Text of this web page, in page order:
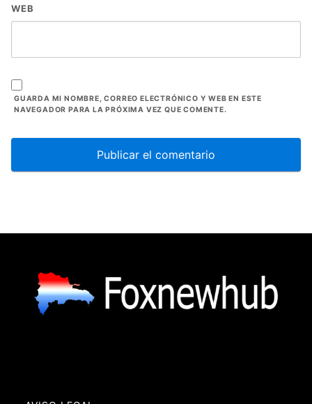
WEB
GUARDA MI NOMBRE, CORREO ELECTRÓNICO Y WEB EN ESTE
NAVEGADOR PARA LA PRÓXIMA VEZ QUE COMENTE.